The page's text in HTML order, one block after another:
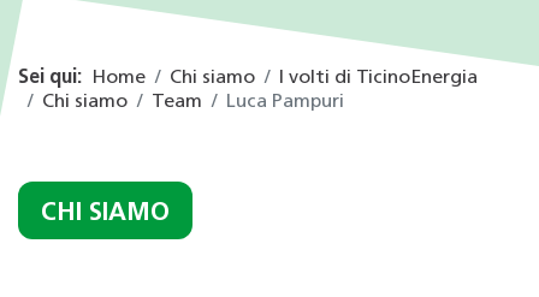
Sei qui: Home Chi siamo
I volti di TicinoEnergia
Chi siamo
Team Luca Pampuri
CHI SIAMO